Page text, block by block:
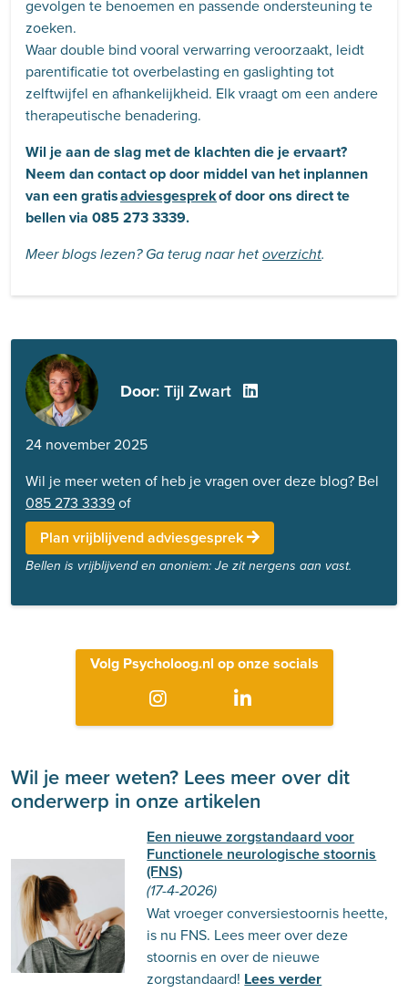
gevolgen te benoemen en passende ondersteuning te
zoeken.
Waar double bind vooral verwarring veroorzaakt, leidt
parentificatie tot overbelasting en gaslighting tot
zelftwijfel en afhankelijkheid. Elk vraagt om een andere
therapeutische benadering.
Wil je aan de slag met de klachten die je ervaart?
Neem dan contact op door middel van het inplannen
van een gratisadviesgesprekof door ons direct te
bellen via 085 273 3339.
Meer blogs lezen? Ga terug naar het overzicht.
Door: Tijl Zwart
24 november 2025
Wil je meer weten of heb je vragen over deze blog? Bel
085 273 3339of
Plan vrijblijvend adviesgesprek
Bellen is vrijblijvend en anoniem: Je zit nergens aan vast.
Volg Psycholoog.nl op onze socials
Wil je meer weten? Lees meer over dit
onderwerp in onze artikelen
Een nieuwe zorgstandaard voor
Functionele neurologische stoornis
(FNS)
(17-4-2026)
Wat vroeger conversiestoornis heette,
is nu FNS. Lees meer over deze
stoornis en over de nieuwe
zorgstandaard! Lees verder